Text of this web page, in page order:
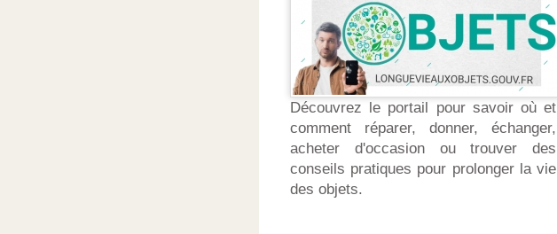
Découvrez le portail pour savoir où et
comment réparer, donner, échanger,
acheter d'occasion ou trouver des
conseils pratiques pour prolonger la vie
des objets.